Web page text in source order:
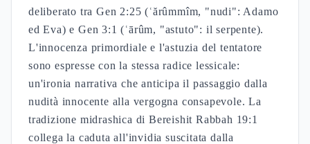
deliberato tra Gen 2:25 (ʿărûmmîm, "nudi": Adamo
ed Eva) e Gen 3:1 (ʿārûm, "astuto": il serpente).
L'innocenza primordiale e l'astuzia del tentatore
sono espresse con la stessa radice lessicale:
un'ironia narrativa che anticipa il passaggio dalla
nudità innocente alla vergogna consapevole. La
tradizione midrashica di Bereishit Rabbah 19:1
collega la caduta all'invidia suscitata dalla